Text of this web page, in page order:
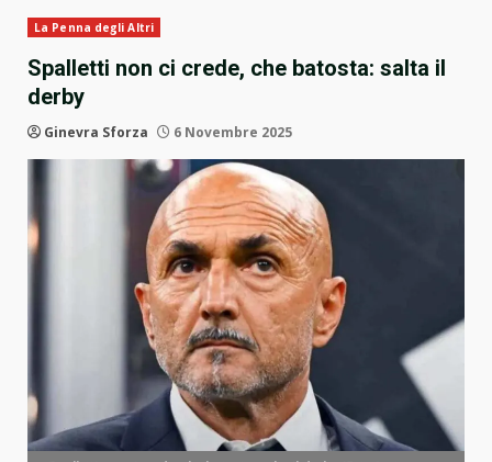
La Penna degli Altri
Spalletti non ci crede, che batosta: salta il
derby
Ginevra Sforza 6 Novembre 2025